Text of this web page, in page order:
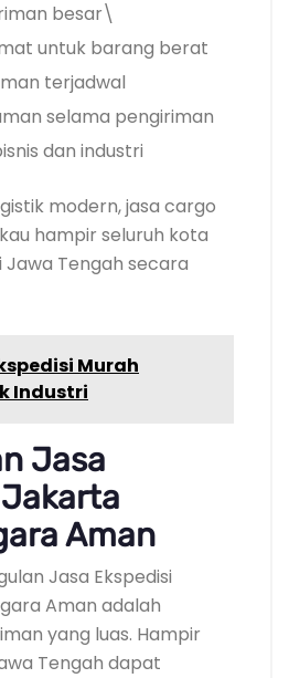
besar\
untuk barang berat
terjadwal
selama pengiriman
dan industri
modern, jasa cargo
hampir seluruh kota
Tengah secara
Murah
Industri
Jasa
Aman
Jasa Ekspedisi
Aman adalah
yang luas. Hampir
Tengah dapat